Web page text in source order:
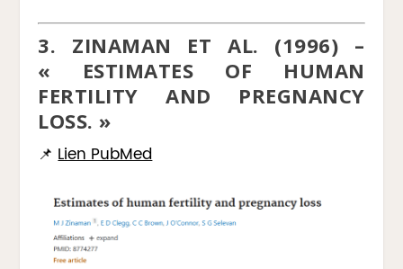
3. ZINAMAN ET AL. (1996) –
« ESTIMATES OF HUMAN
FERTILITY AND PREGNANCY
LOSS. »
📌Lien PubMed